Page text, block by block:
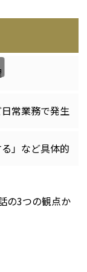
常業務で発生
る」など具体的
の3つの観点か